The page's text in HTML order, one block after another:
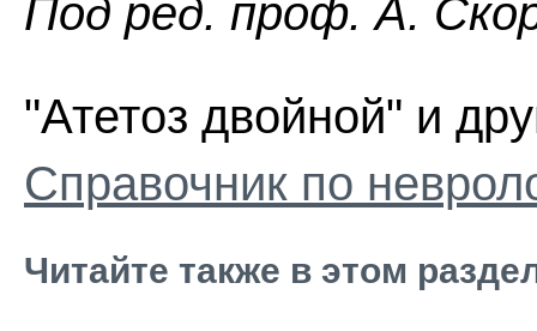
Пoд peд. проф. А.
"Атетоз двойной" и
Справочник по
Читайте также в этом